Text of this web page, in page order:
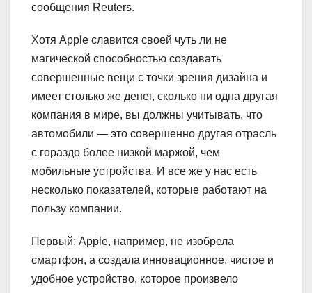
сообщения Reuters.
Хотя Apple славится своей чуть ли не
магической способностью создавать
совершенные вещи с точки зрения дизайна и
имеет столько же денег, сколько ни одна другая
компания в мире, вы должны учитывать, что
автомобили — это совершенно другая отрасль
с гораздо более низкой маржой, чем
мобильные устройства. И все же у нас есть
несколько показателей, которые работают на
пользу компании.
Первый: Apple, например, не изобрела
смартфон, а создала инновационное, чистое и
удобное устройство, которое произвело